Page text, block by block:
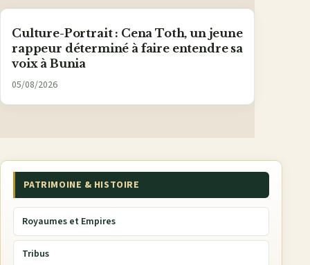
Culture-Portrait : Cena Toth, un jeune
rappeur déterminé à faire entendre sa
voix à Bunia
05/08/2026
PATRIMOINE & HISTOIRE
Royaumes et Empires
Tribus